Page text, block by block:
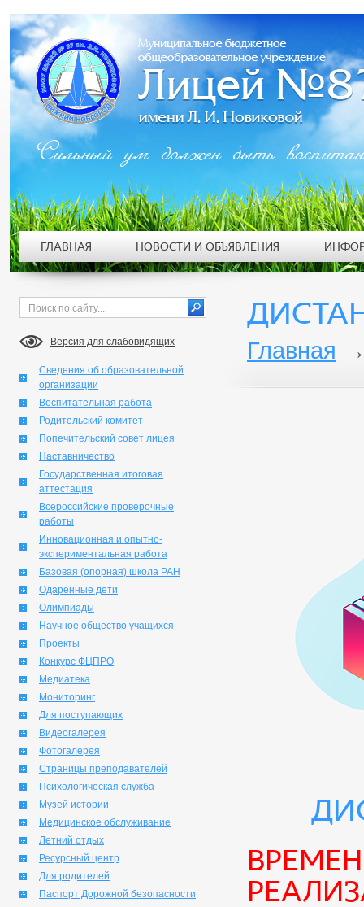
Версия для слабовидящих
Сведения об образовательной
организации
Воспитательная работа
Родительский комитет
Попечительский совет лицея
Наставничество
Государственная итоговая
аттестация
Всероссийские проверочные
работы
Инновационная и опытно-
экспериментальная работа
Базовая (опорная) школа РАН
Одарённые дети
Олимпиады
Научное общество учащихся
Проекты
Конкурс ФЦПРО
Медиатека
Мониторинг
Для поступающих
Видеогалерея
Фотогалерея
Страницы преподавателей
Психологическая служба
Музей истории
Медицинское обслуживание
Летний отдых
Ресурсный центр
Для родителей
Паспорт Дорожной безопасности
Главная
Сильный ум должен быть
ГЛАВНАЯ НОВОСТИ И ОБЪЯВЛЕНИЯ